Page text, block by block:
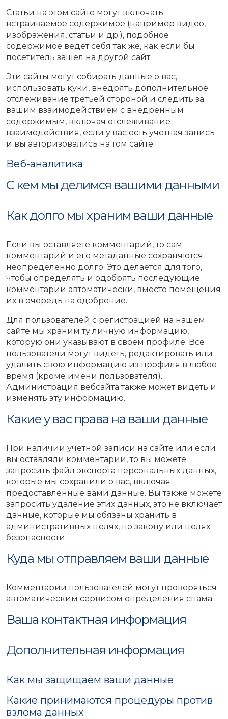
Статьи на этом сайте могут включать
встраиваемое содержимое (например видео,
изображения, статьи и др.), подобное
содержимое ведет себя так же, как если бы
посетитель зашел на другой сайт.
Эти сайты могут собирать данные о вас,
использовать куки, внедрять дополнительное
отслеживание третьей стороной и следить за
вашим взаимодействием с внедренным
содержимым, включая отслеживание
взаимодействия, если у вас есть учетная запись
и вы авторизовались на том сайте.
Веб-аналитика
С кем мы делимся вашими данными
Как долго мы храним ваши данные
Если вы оставляете комментарий, то сам
комментарий и его метаданные сохраняются
неопределенно долго. Это делается для того,
чтобы определять и одобрять последующие
комментарии автоматически, вместо помещения
их в очередь на одобрение.
Для пользователей с регистрацией на нашем
сайте мы храним ту личную информацию,
которую они указывают в своем профиле. Все
пользователи могут видеть, редактировать или
удалить свою информацию из профиля в любое
время (кроме имени пользователя).
Администрация вебсайта также может видеть и
изменять эту информацию.
Какие у вас права на ваши данные
При наличии учетной записи на сайте или если
вы оставляли комментарии, то вы можете
запросить файл экспорта персональных данных,
которые мы сохранили о вас, включая
предоставленные вами данные. Вы также можете
запросить удаление этих данных, это не включает
данные, которые мы обязаны хранить в
административных целях, по закону или целях
безопасности.
Куда мы отправляем ваши данные
Комментарии пользователей могут проверяться
автоматическим сервисом определения спама.
Ваша контактная информация
Дополнительная информация
Как мы защищаем ваши данные
Какие принимаются процедуры против
взлома данных